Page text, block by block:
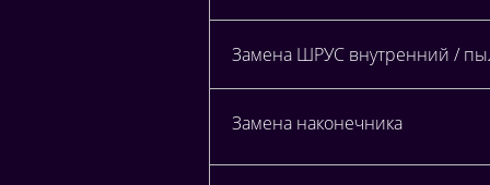
Замена ШРУС внутренний /
Замена наконечника